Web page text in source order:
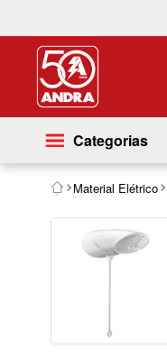
Categorias
Material Elétrico